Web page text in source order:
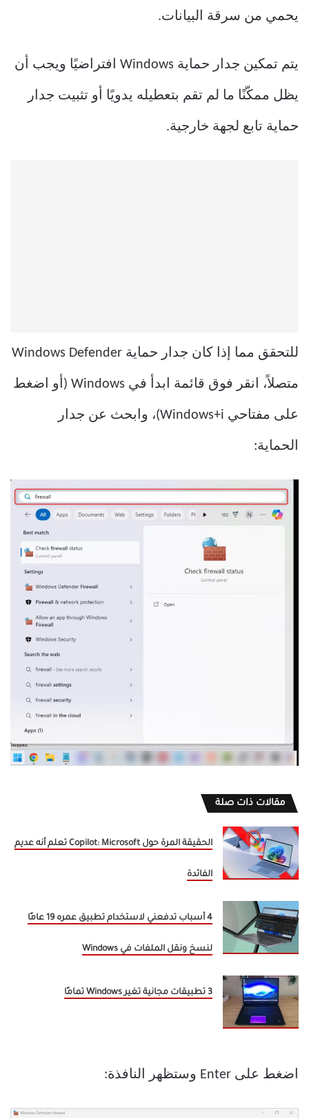
يحمي من سرقة البيانات.
يتم تمكين جدار حماية Windows افتراضيًا ويجب أن
يظل ممكّنًا ما لم تقم بتعطيله يدويًا أو تثبيت جدار
حماية تابع لجهة خارجية.
للتحقق مما إذا كان جدار حماية Windows Defender
متصلاً، انقر فوق قائمة ابدأ في Windows (أو اضغط
على مفتاحي Windows+i)، وابحث عن جدار
الحماية:
مقالات ذات صلة
الحقيقة المرة حول Copilot: Microsoft تعلم أنه عديم
الفائدة
4 أسباب تدفعني لاستخدام تطبيق عمره 19 عامًا
لنسخ ونقل الملفات في Windows
3 تطبيقات مجانية تغير Windows تمامًا
اضغط على Enter وستظهر النافذة: